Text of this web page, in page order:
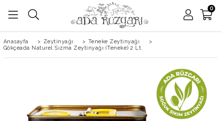
0
Anasayfa > Zeytinyağı > Teneke Zeytinyağı
>
Gökçeada Naturel Sızma Zeytinyağı (Teneke) 2 Lt.